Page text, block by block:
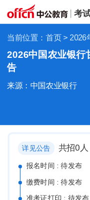
考
当前位置： 首页> 2026
2026中国农业银行
告
来源：中国农业银行
详见公告 共招0
报名时间 : 待发布
缴费时间 : 待发布
准考证打印 : 待发布